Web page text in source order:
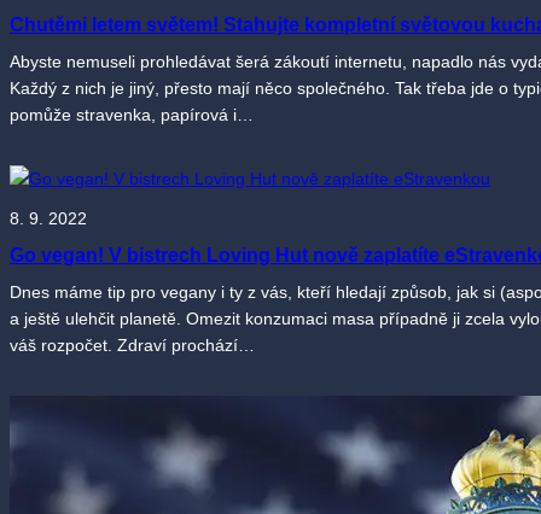
Chutěmi letem světem! Stahujte kompletní světovou
Abyste nemuseli prohledávat šerá zákoutí internetu, napadlo nás
Každý z nich je jiný, přesto mají něco společného. Tak třeba jde o
pomůže stravenka, papírová i…
8. 9. 2022
Go vegan! V bistrech Loving Hut nově zaplatíte
Dnes máme tip pro vegany i ty z vás, kteří hledají způsob, jak si
a ještě ulehčit planetě. Omezit konzumaci masa případně ji zcela
váš rozpočet. Zdraví prochází…